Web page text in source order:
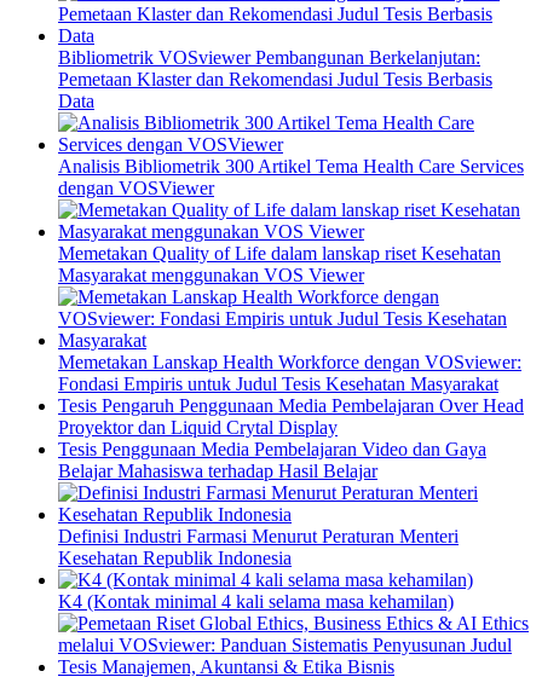
Bibliometrik VOSviewer Pembangunan Berkelanjutan:
Pemetaan Klaster dan Rekomendasi Judul Tesis Berbasis
Data
Analisis Bibliometrik 300 Artikel Tema Health Care Services
dengan VOSViewer
Memetakan Quality of Life dalam lanskap riset Kesehatan
Masyarakat menggunakan VOS Viewer
Memetakan Lanskap Health Workforce dengan VOSviewer:
Fondasi Empiris untuk Judul Tesis Kesehatan Masyarakat
Tesis Pengaruh Penggunaan Media Pembelajaran Over Head
Proyektor dan Liquid Crytal Display
Tesis Penggunaan Media Pembelajaran Video dan Gaya
Belajar Mahasiswa terhadap Hasil Belajar
Definisi Industri Farmasi Menurut Peraturan Menteri
Kesehatan Republik Indonesia
K4 (Kontak minimal 4 kali selama masa kehamilan)